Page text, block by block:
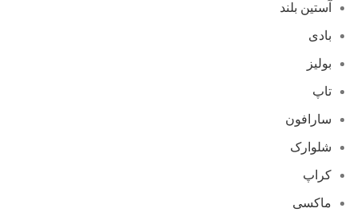
آستین بلند
بادی
بولیز
تاپ
سارافون
شلوارک
کراپ
ماکسی